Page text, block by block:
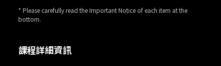
課程詳細資訊
* Please carefully read the Important Notice of each item at the
bottom.